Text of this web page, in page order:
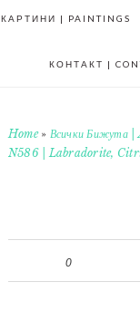
КАРТИНИ | PAINTINGS
КОНТАКТ |
Home» Всички Бижута
N586 | Labradorite,
0